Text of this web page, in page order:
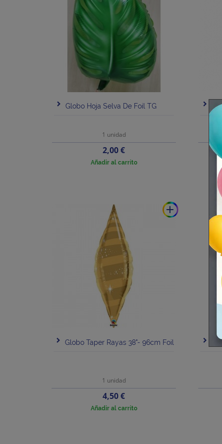
Globo Hoja Selva De Foil TG
1 unidad
Precio
2,00 €
Añadir al carrito
add
Globo Taper Rayas 38"- 96cm Foil
1 unidad
Precio
4,50 €
Añadir al carrito